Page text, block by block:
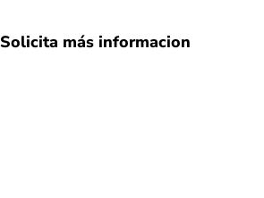
Solicita más informacion